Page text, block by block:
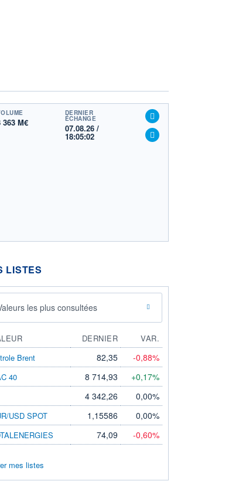
363 M€
DERNIER
ÉCHANGE
07.08.26 /
18:05:02
LISTES
les plus consultées
DERNIER
VAR.
Brent
82,35 -0,88%
40 8 714,93 +0,17%
4 342,26 0,00%
USD SPOT 1,15586 0,00%
74,09 -0,60%
mes listes